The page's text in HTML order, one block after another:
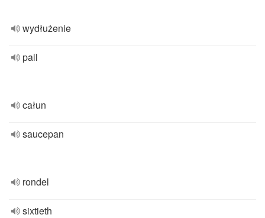
wydłużenie
pall
całun
saucepan
rondel
sixtieth